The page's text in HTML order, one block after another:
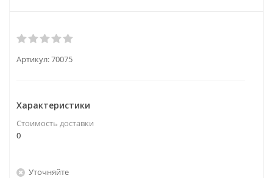
Артикул:70075
Характеристики
Стоимость доставки
0
Уточняйте